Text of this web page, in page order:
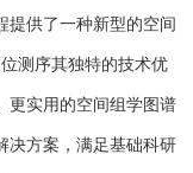
提供了一种新型的空间
测序其独特的技术优
更实用的空间组学图谱
决方案，满足基础科研